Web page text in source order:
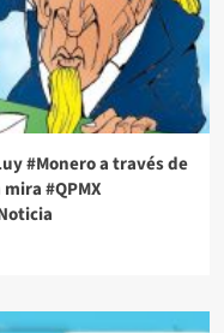
#Monero a través de
#QPMX